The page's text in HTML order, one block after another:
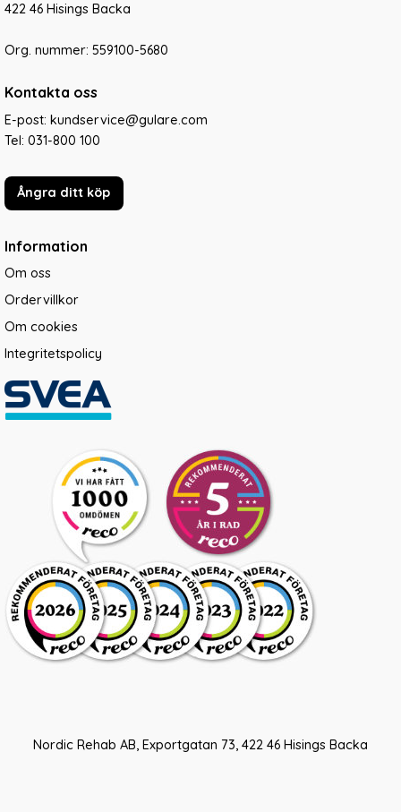
422 46 Hisings Backa
Org. nummer: 559100-5680
Kontakta oss
E-post: kundservice@gulare.com
Tel: 031-800 100
Ångra ditt köp
Information
Om oss
Ordervillkor
Om cookies
Integritetspolicy
Nordic Rehab AB, Exportgatan 73, 422 46 Hisings Backa